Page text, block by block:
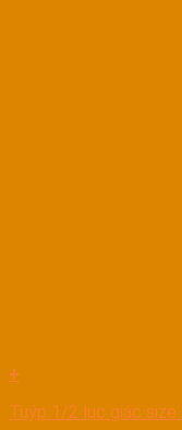
+
Tuýp 1/2 lục giác size